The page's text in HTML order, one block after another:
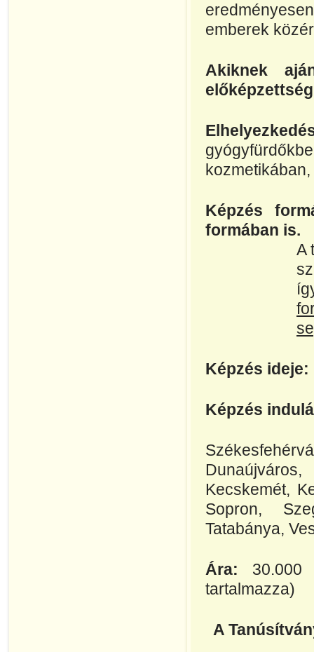
emberek
Akiknek
Képzés
formában is.
A
Képzés ideje:
Képzés
Kecskemét,
Sopron,
Tatabánya,
Ára:
tartalmazza)
A